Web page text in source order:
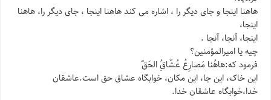
هاهنا اینجا و جای دیگر را ، اشاره می کند هاهنا اینجا ، جای دیگر را، هاهنا
اینجا،
اینجا، آنجا، آنجا .
چیه یا امیرالمؤمنین؟
فرمود که:هاهُنا مَصارِعُ عُشّاقُِ الحَقّ
این خاک، این جا، این مکان، خوابگاه عشاق حق است.عاشقان
خدا،خوابگاه عاشقان خدا.